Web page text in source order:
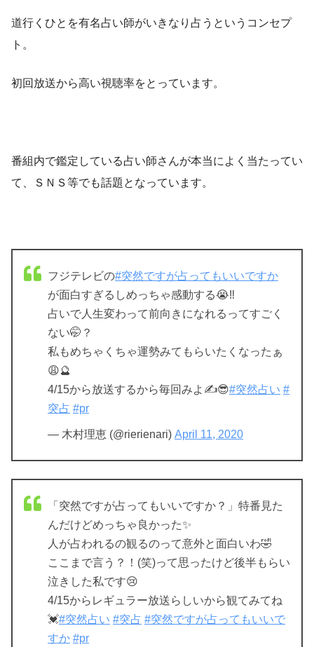
道行くひとを有名占い師がいきなり占うというコンセプ
ト。
初回放送から高い視聴率をとっています。
番組内で鑑定している占い師さんが本当によく当たってい
て、ＳＮＳ等でも話題となっています。
フジテレビの#突然ですが占ってもいいですか
が面白すぎるしめっちゃ感動する😭‼️
占いで人生変わって前向きになれるってすごく
ない🤭？
私もめちゃくちゃ運勢みてもらいたくなったぁ
😩🔮
4/15から放送するから毎回みよ✍️😎#突然占い #
突占 #pr
— 木村理恵 (@rierienari) April 11, 2020
「突然ですが占ってもいいですか？」特番見た
んだけどめっちゃ良かった✨
人が占われるの観るのって意外と面白いわ🤣
ここまで言う？！(笑)って思ったけど後半もらい
泣きした私です😢
4/15からレギュラー放送らしいから観てみてね
💓#突然占い #突占 #突然ですが占ってもいいで
すか #pr